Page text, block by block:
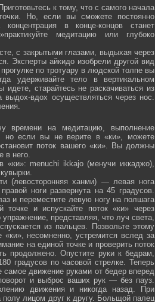
к тому, что с самого начала
Но, если вы сможете постоянно
в конце-концов станет
медитацию или глубоко
с закрытыми глазами, выдыхая через
Эксперты айкидо изобрели другой вид
по тротуару в людской толпе вы
удерживайте тело в вертикальном
старайтесь не раскачиваться из
вдох осуществляться через нос.
времени на медитацию, выполнение
но если вы не верите в «ки», можете
поток вашего «ки». Вы должны
в него.
«ки»: menuchi ikkajo (менучи иккаджо),
(левосторонняя ханми) — левая нога
ноги развернута на 45 градусов.
и переместите левую ногу на полшага
и испускайте поток «ки» через
представляя, что луч света,
из пальцев. Позвольте этому
несомненно, устремится вслед за
на единой точке и проверить поток
продолжено. Опустите руки к бедрам,
градусов по часовой стрелке. Теперь
самое движение руками от бедер вперед
и выброс ваших рук — без пауз.
движения и никогда назад. При
лицом друг к другу. Больщой палец